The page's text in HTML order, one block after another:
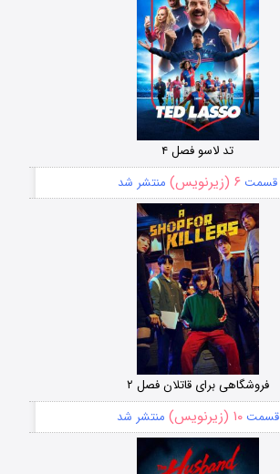
تد لاسو فصل ۴
قسمت ۶ (زیرنویس) منتشر شد
فروشگاهی برای قاتلان فصل ۲
قسمت۱۰ (زیرنویس) منتشر شد